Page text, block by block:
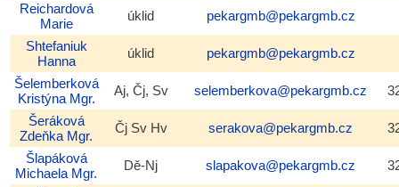
Reichardová
Marie
úklid
pekargmb@pekargmb.cz
Shtefaniuk
Hanna
úklid
pekargmb@pekargmb.cz
Šelemberková
Kristýna Mgr.
Aj, Čj, Sv selemberkova@pekargmb.cz
Šeráková
Zdeňka Mgr.
Čj Sv Hv serakova@pekargmb.cz
Šlapáková
Michaela Mgr.
Dě-Nj slapakova@pekargmb.cz